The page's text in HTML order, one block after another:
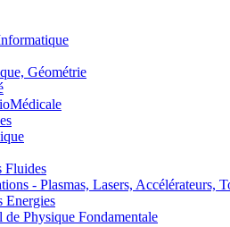
Géométrie
Fluides
- Plasmas, Lasers, Accélérateurs,
Energies
Physique Fondamentale